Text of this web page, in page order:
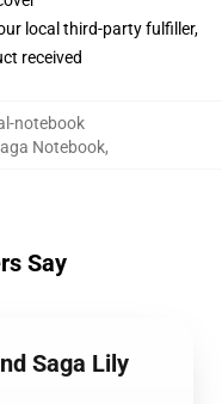
local third-party fulfiller,
received
notebook
Notebook,
Say
Saga Lily